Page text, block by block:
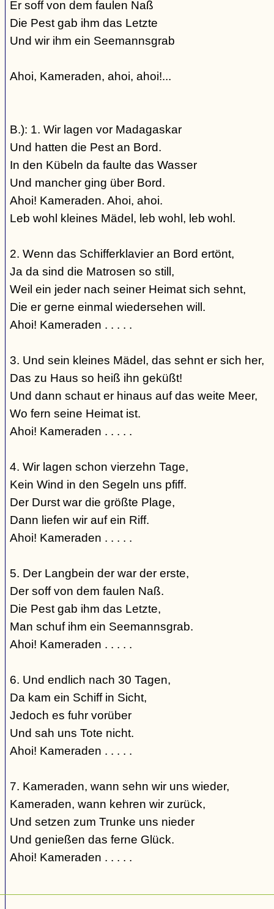
Er soff von dem faulen Naß
Die Pest gab ihm das Letzte
Und wir ihm ein Seemannsgrab
Ahoi, Kameraden, ahoi, ahoi!...
B.): 1. Wir lagen vor Madagaskar
Und hatten die Pest an Bord.
In den Kübeln da faulte das Wasser
Und mancher ging über Bord.
Ahoi! Kameraden. Ahoi, ahoi.
Leb wohl kleines Mädel, leb wohl, leb wohl.
2. Wenn das Schifferklavier an Bord ertönt,
Ja da sind die Matrosen so still,
Weil ein jeder nach seiner Heimat sich sehnt,
Die er gerne einmal wiedersehen will.
Ahoi! Kameraden . . . . .
3. Und sein kleines Mädel, das sehnt er sich her,
Das zu Haus so heiß ihn geküßt!
Und dann schaut er hinaus auf das weite Meer,
Wo fern seine Heimat ist.
Ahoi! Kameraden . . . . .
4. Wir lagen schon vierzehn Tage,
Kein Wind in den Segeln uns pfiff.
Der Durst war die größte Plage,
Dann liefen wir auf ein Riff.
Ahoi! Kameraden . . . . .
5. Der Langbein der war der erste,
Der soff von dem faulen Naß.
Die Pest gab ihm das Letzte,
Man schuf ihm ein Seemannsgrab.
Ahoi! Kameraden . . . . .
6. Und endlich nach 30 Tagen,
Da kam ein Schiff in Sicht,
Jedoch es fuhr vorüber
Und sah uns Tote nicht.
Ahoi! Kameraden . . . . .
7. Kameraden, wann sehn wir uns wieder,
Kameraden, wann kehren wir zurück,
Und setzen zum Trunke uns nieder
Und genießen das ferne Glück.
Ahoi! Kameraden . . . . .